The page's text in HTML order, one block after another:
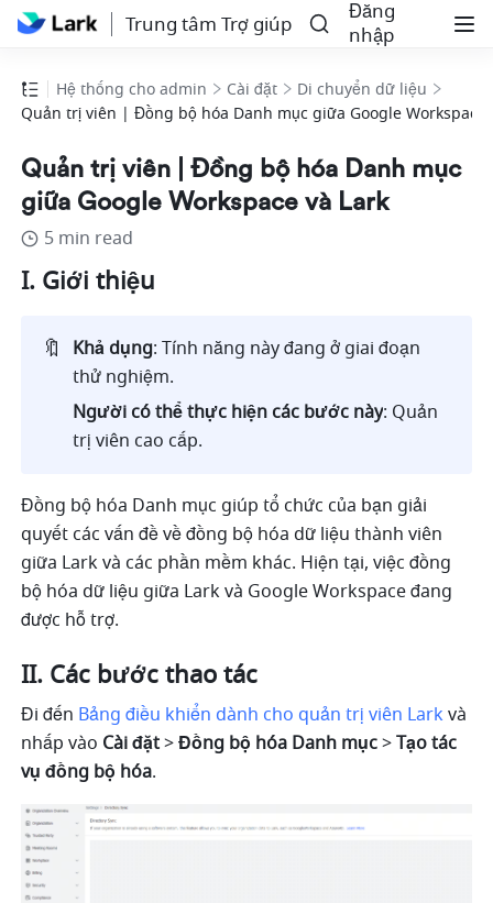
Trung tâm Trợ giúp
Đăng
nhập
Hệ thống cho admin Cài đặt
Di chuyển dữ liệu
Quản trị viên | Đồng bộ hóa Danh mục giữa Google Workspace
Quản trị viên | Đồng bộ hóa Danh mục
giữa Google Workspace và Lark
5 min read
I. Giới thiệu
🔖 Khả dụng: Tính năng này đang ở giai đoạn
thử nghiệm.
Người có thể thực hiện các bước này: Quản
trị viên cao cấp.
Đồng bộ hóa Danh mục giúp tổ chức của bạn giải
quyết các vấn đề về đồng bộ hóa dữ liệu thành viên
giữa Lark và các phần mềm khác. Hiện tại, việc đồng
bộ hóa dữ liệu giữa Lark và Google Workspace đang
được hỗ trợ.
II. Các bước thao tác
Đi đến Bảng điều khiển dành cho quản trị viên Larkvà
nhấp vào Cài đặt > Đồng bộ hóa Danh mục > Tạo tác
vụ đồng bộ hóa.